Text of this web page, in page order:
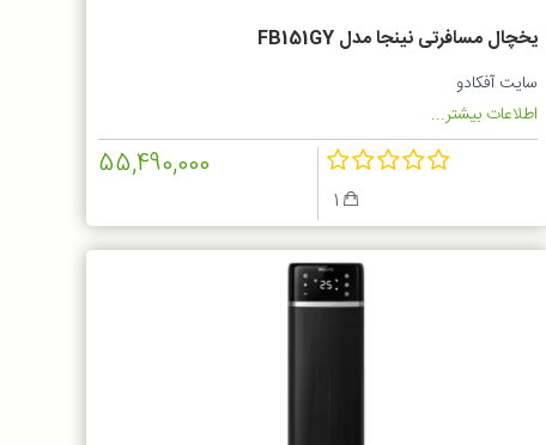
یخچال مسافرتی نینجا مدل FB151GY
سایت آفکادو
اطلاعات بیشتر...
1
55,490,000